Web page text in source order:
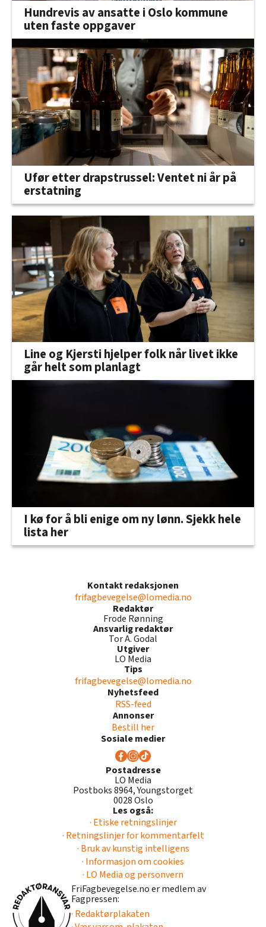
Hundrevis av ansatte i Oslo kommune
uten faste oppgaver
Ufør etter drapstrussel: Ventet ni år på
erstatning
Line og Kjersti hjelper folk når livet ikke
går helt som planlagt
I kø for å bli enige om ny lønn. Sjekk hele
lista her
Kontakt redaksjonen
frifagbevegelse@lomedia.no
Redaktør
Frode Rønning
Ansvarlig redaktør
Tor A. Godal
Utgiver
LO Media
Tips
frifagbevegelse@lomedia.no
Nyhetsfeed
RSS-feed
Annonser
Bestill her
Sosiale medier
Postadresse
LO Media
Postboks 8964, Youngstorget
0028 Oslo
Les også:
· Etiske retningslinjer
· Retningslinjer for kommentarfelt
· Bruk av kunstig intelligens
· Informasjon om cookies
· LO Media og personvern
FriFagbevegelse.no er medlem av
Fagpressen:
· Redaktørplakaten